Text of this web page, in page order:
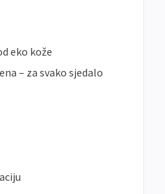
eko kože
– za svako sjedalo